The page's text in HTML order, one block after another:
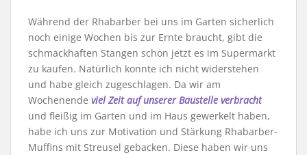
Während der Rhabarber bei uns im Garten sicherlich
noch einige Wochen bis zur Ernte braucht, gibt die
schmackhaften Stangen schon jetzt es im Supermarkt
zu kaufen. Natürlich konnte ich nicht widerstehen
und habe gleich zugeschlagen. Da wir am
Wochenende viel Zeit auf unserer Baustelle verbracht
und fleißig im Garten und im Haus gewerkelt haben,
habe ich uns zur Motivation und Stärkung Rhabarber-
Muffins mit Streusel gebacken. Diese haben wir uns